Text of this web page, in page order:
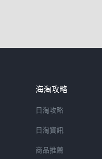
海淘攻略
日淘攻略
日淘資訊
商品推薦